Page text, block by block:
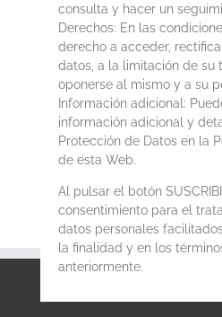
consulta y hacer un
Derechos: En las
derecho a acceder,
datos, a la limitación de su
oponerse al mismo y a su
Información adicional:
información adicional y
Protección de Datos en la
de esta Web.
Al pulsar el botón
consentimiento para el
datos personales
la finalidad y en los
anteriormente.